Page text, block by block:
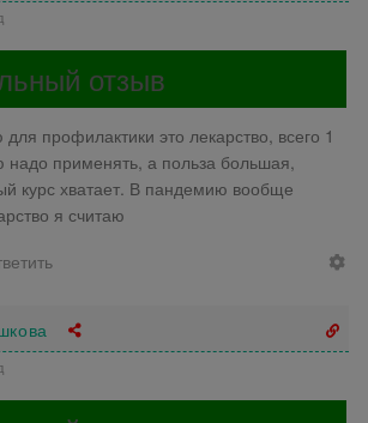
отзыв
профилактики это лекарство, всего 1
надо применять, а польза большая,
курс хватает. В пандемию вообще
я считаю